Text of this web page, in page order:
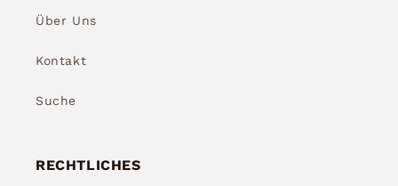
Über Uns
Kontakt
Suche
RECHTLICHES